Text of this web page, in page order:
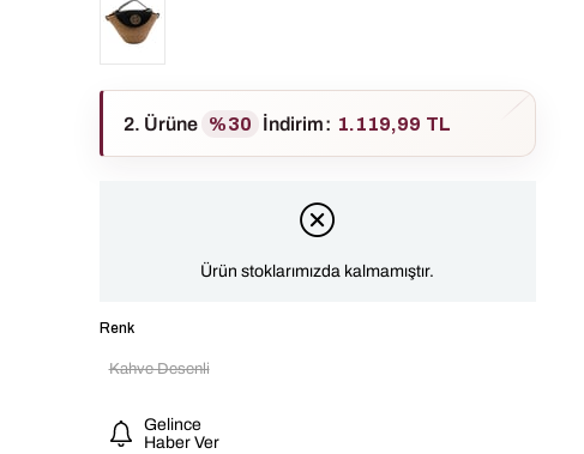
2. Ürüne %30 İndirim: 1.119,99 TL
Ürün stoklarımızda kalmamıştır.
Renk
Kahve Desenli
Gelince
Haber Ver